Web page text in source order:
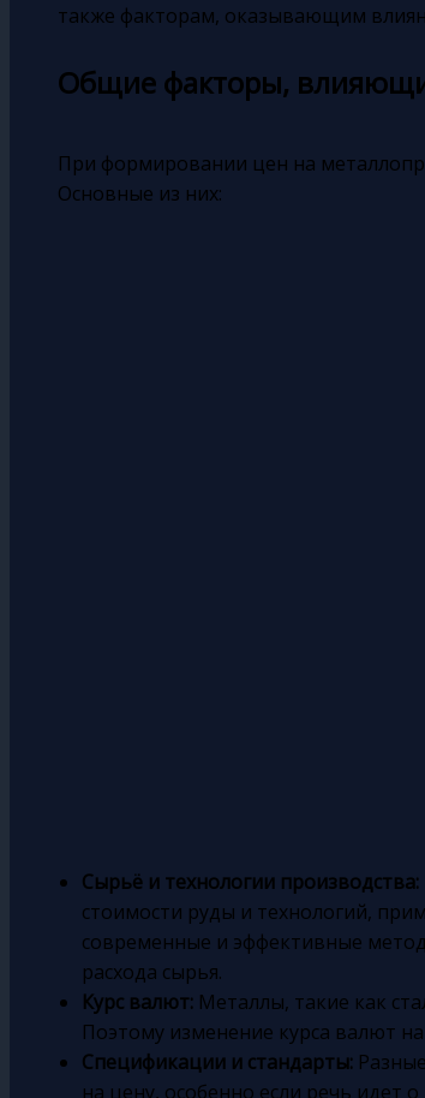
также факторам, оказывающим
Общие факторы,
При формировании цен на
Основные из них:
Сырьё и технологии производства:
стоимости руды и технологий,
современные и эффективные
расхода сырья.
Курс валют: Металлы, такие как
Поэтому изменение курса валют
Спецификации и стандарты:
на цену, особенно если речь идет